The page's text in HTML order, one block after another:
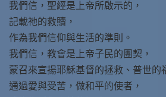
我們信，聖經是上帝所啟示的，
記載祂的救贖，
作為我們信仰與生活的準則。
我們信，教會是上帝子民的團契，
蒙召來宣揚耶穌基督的拯救、普世的
通過愛與受苦，做和平的使者，